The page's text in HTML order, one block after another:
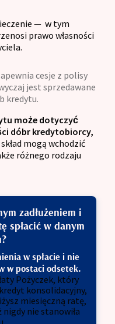
— w tym
prawo własności
cesje z polisy
jest sprzedawane
kredytu.
może dotyczyć
dóbr kredytobiorcy,
mogą wchodzić
różnego rodzaju
zadłużeniem i
spłacić w danym
w spłacie i nie
w postaci odsetek.
Pożyczek, który
konsolidacyjny,
miesięczną ratę,
nigdy nie stanowiła